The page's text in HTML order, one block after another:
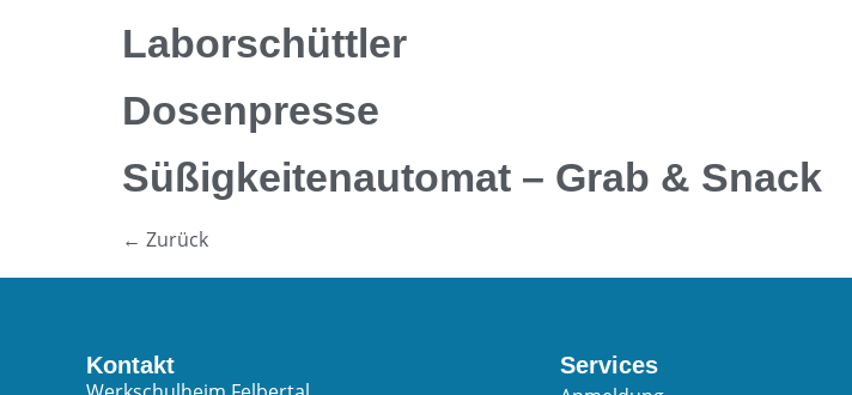
Laborschüttler
Dosenpresse
Süßigkeitenautomat – Grab & Snack
← Zurück
Kontakt
Services